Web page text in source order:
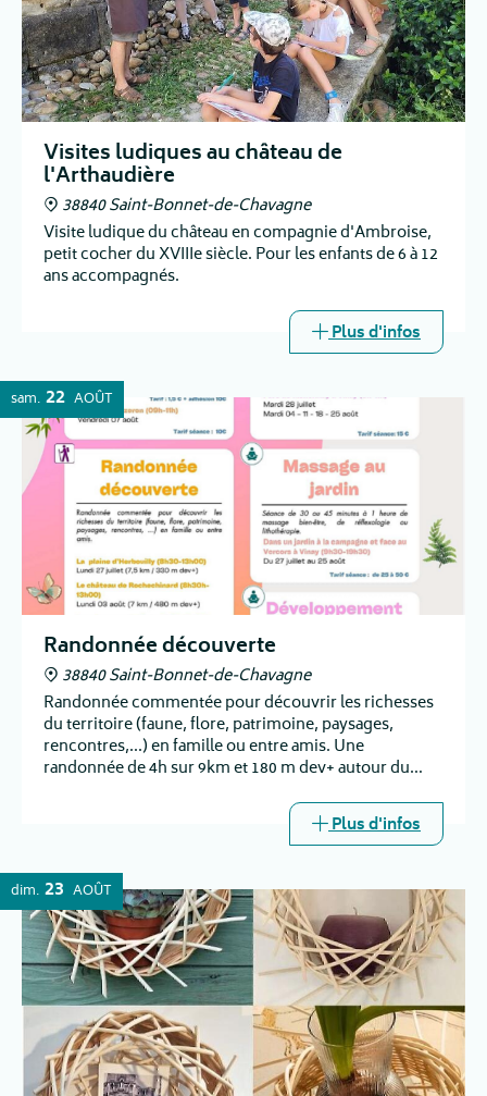
Visites ludiques au château de
l'Arthaudière
38840 Saint-Bonnet-de-Chavagne
Visite ludique du château en compagnie d'Ambroise,
petit cocher du XVIIIe siècle. Pour les enfants de 6 à 12
ans accompagnés.
Plus d'infos
sam. 22 AOÛT
Randonnée découverte
38840 Saint-Bonnet-de-Chavagne
Randonnée commentée pour découvrir les richesses
du territoire (faune, flore, patrimoine, paysages,
rencontres,...) en famille ou entre amis. Une
randonnée de 4h sur 9km et 180 m dev+ autour du
Plus d'infos
dim. 23 AOÛT